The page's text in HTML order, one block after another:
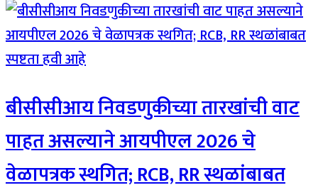
बीसीसीआय निवडणुकीच्या तारखांची वाट
पाहत असल्याने आयपीएल 2026 चे
वेळापत्रक स्थगित; RCB, RR स्थळांबाबत